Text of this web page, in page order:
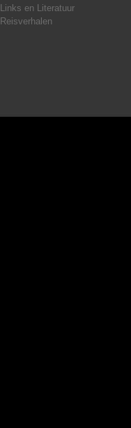
Links en Literatuur
Reisverhalen